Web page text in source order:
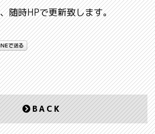
随時HPで更新致します。
BACK